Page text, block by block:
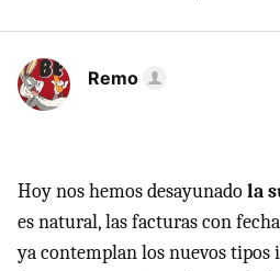
Remo
Hoy nos hemos desayunadola
es natural, las facturas con
ya contemplan los nuevos tipos